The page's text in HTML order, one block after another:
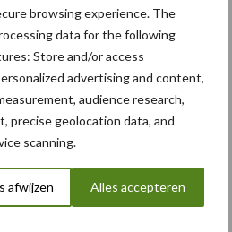
browsing experience. The
data for the following
Store and/or access
advertising and content,
audience research,
precise geolocation data, and
scanning.
afwijzen Alles accepteren
Dierlijke mest
meer